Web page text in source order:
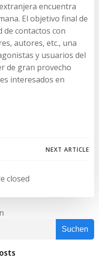
encuentra
El objetivo final de
de contactos con
autores, etc., una
y usuarios del
de gran provecho
interesados en
NEXT ARTICLE
closed
Suchen